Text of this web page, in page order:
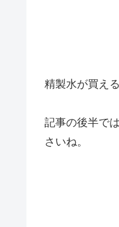
精製水が買え
記事の後半で
さいね。